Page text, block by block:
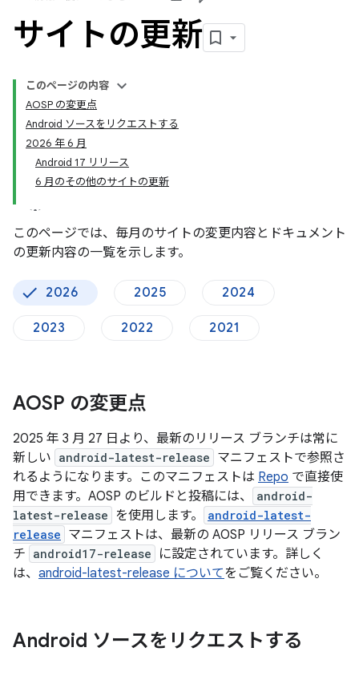
サイトの更新
このページの内容
AOSP の変更点
Android ソースをリクエストする
2026 年 6 月
Android 17 リリース
6 月のその他のサイトの更新
このページでは、毎月のサイトの変更内容とドキュメント
の更新内容の一覧を示します。
2026 2025 2024
2023 2022 2021
AOSP の変更点
2025 年 3 月 27 日より、最新のリリース ブランチは常に
新しい android-latest-release マニフェストで参照さ
れるようになります。このマニフェストは Repo で直接使
用できます。AOSP のビルドと投稿には、
android-
latest-release を使用します。
android-latest-
release マニフェストは、最新の AOSP リリース ブラン
チ android17-release
に設定されています。詳しく
は、 android-latest-release についてをご覧ください。
Android ソースをリクエストする